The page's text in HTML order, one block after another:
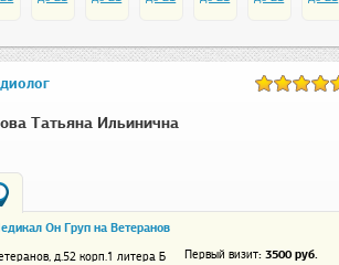
Татьяна Ильинична
Он Груп на Ветеранов
д.52 корп.1 литера Б Первый визит: 3500 руб.